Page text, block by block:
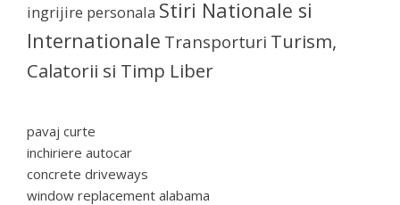
ingrijire personala Stiri Nationale si
Internationale Transporturi Turism,
Calatorii si Timp Liber
pavaj curte
inchiriere autocar
concrete driveways
window replacement alabama